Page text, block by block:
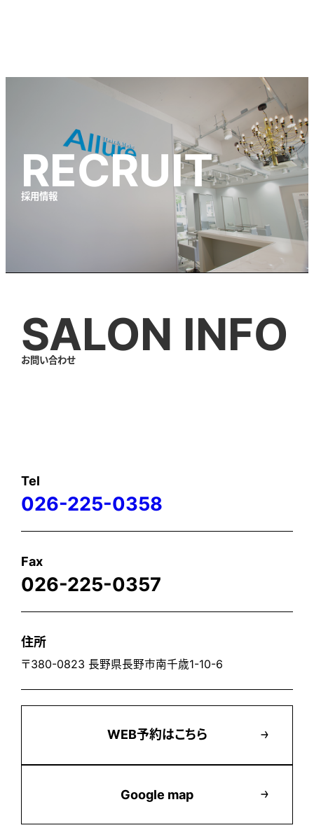
RECRUIT
採用情報
SALON INFO
お問い合わせ
Tel
026-225-0358
Fax
026-225-0357
住所
〒380-0823 長野県長野市南千歳1-10-6
WEB予約はこちら
Google map